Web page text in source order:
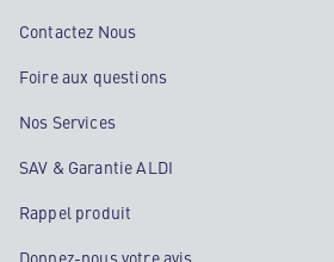
Contactez Nous
Foire aux questions
Nos Services
SAV & Garantie ALDI
Rappel produit
Donnez-nous votre avis